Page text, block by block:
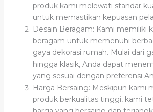
produk kami melewati standar
untuk memastikan kepuasan
Desain Beragam: Kami memiliki
beragam untuk memenuhi
gaya dekorasi rumah. Mulai dari
hingga klasik, Anda dapat
yang sesuai dengan preferensi
Harga Bersaing: Meskipun kami
produk berkualitas tinggi, kami